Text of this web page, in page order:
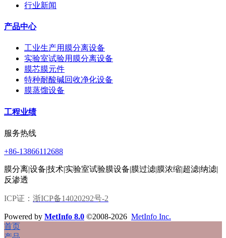
行业新闻
产品中心
工业生产用膜分离设备
实验室试验用膜分离设备
膜芯膜元件
特种耐酸碱回收净化设备
膜蒸馏设备
工程业绩
服务热线
+86-13866112688
膜分离|设备|技术|实验室试验膜设备|膜过滤|膜浓缩|超滤|纳滤|
反渗透
ICP证： 浙ICP备14020292号-2
Powered by MetInfo 8.0 ©2008-2026 MetInfo Inc.
首页